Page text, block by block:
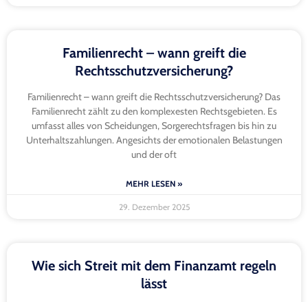
Familienrecht – wann greift die
Rechtsschutzversicherung?
Familienrecht – wann greift die Rechtsschutzversicherung? Das
Familienrecht zählt zu den komplexesten Rechtsgebieten. Es
umfasst alles von Scheidungen, Sorgerechtsfragen bis hin zu
Unterhaltszahlungen. Angesichts der emotionalen Belastungen
und der oft
MEHR LESEN »
29. Dezember 2025
Wie sich Streit mit dem Finanzamt regeln
lässt